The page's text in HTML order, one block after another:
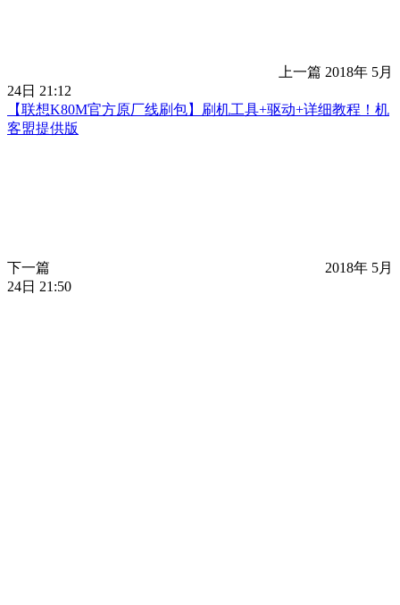
上一篇 2018年 5月
24日 21:12
【联想K80M官方原厂线刷包】刷机工具+驱动+详细教程！机
客盟提供版
下一篇
2018年 5月
24日 21:50